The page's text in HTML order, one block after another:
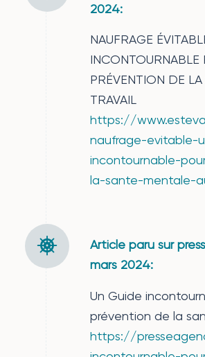
2024:
NAUFRAGE
INCONTOURNABLE
PRÉVENTION DE
TRAVAIL
https://
naufrage-evitable-
incontournable-
la-sante-mentale-
Article paru sur
mars 2024:
Un Guide
prévention de la
https://